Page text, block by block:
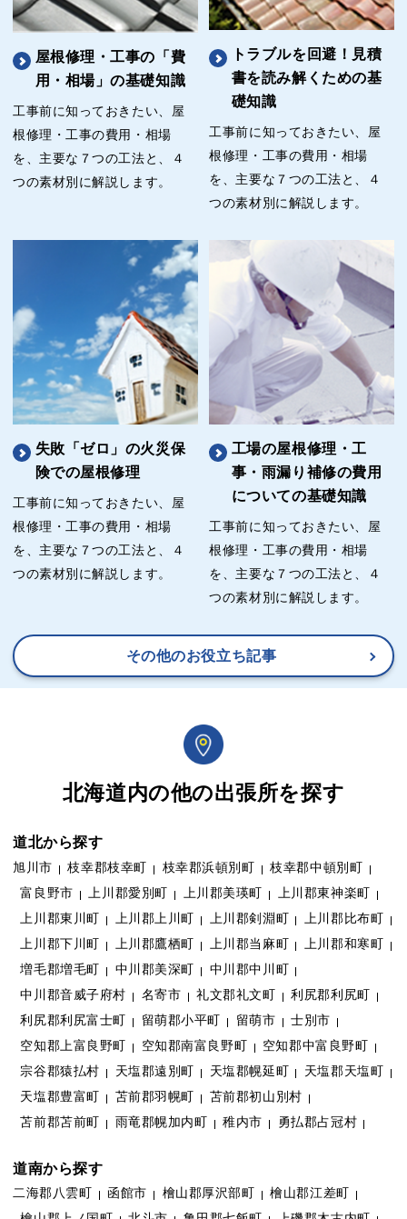
屋根修理・工事の「費
用・相場」の基礎知識
工事前に知っておきたい、屋
根修理・工事の費用・相場
を、主要な７つの工法と、４
つの素材別に解説します。
トラブルを回避！見積
書を読み解くための基
礎知識
工事前に知っておきたい、屋
根修理・工事の費用・相場
を、主要な７つの工法と、４
つの素材別に解説します。
失敗「ゼロ」の火災保
険での屋根修理
工事前に知っておきたい、屋
根修理・工事の費用・相場
を、主要な７つの工法と、４
つの素材別に解説します。
工場の屋根修理・工
事・雨漏り補修の費用
についての基礎知識
工事前に知っておきたい、屋
根修理・工事の費用・相場
を、主要な７つの工法と、４
つの素材別に解説します。
その他のお役立ち記事
北海道内の他の出張所を探す
道北から探す
旭川市 枝幸郡枝幸町 枝幸郡浜頓別町
枝幸郡中頓別町
富良野市
上川郡愛別町 上川郡美瑛町
上川郡東神楽町
上川郡東川町
上川郡上川町 上川郡剣淵町
上川郡比布町
上川郡下川町
上川郡鷹栖町 上川郡当麻町
上川郡和寒町
増毛郡増毛町
中川郡美深町
中川郡中川町
中川郡音威子府村
名寄市 礼文郡礼文町
利尻郡利尻町
利尻郡利尻富士町
留萌郡小平町 留萌市
士別市
空知郡上富良野町
空知郡南富良野町
空知郡中富良野町
宗谷郡猿払村
天塩郡遠別町 天塩郡幌延町
天塩郡天塩町
天塩郡豊富町
苫前郡羽幌町
苫前郡初山別村
苫前郡苫前町
雨竜郡幌加内町 稚内市 勇払郡占冠村
道南から探す
二海郡八雲町 函館市 檜山郡厚沢部町
檜山郡江差町